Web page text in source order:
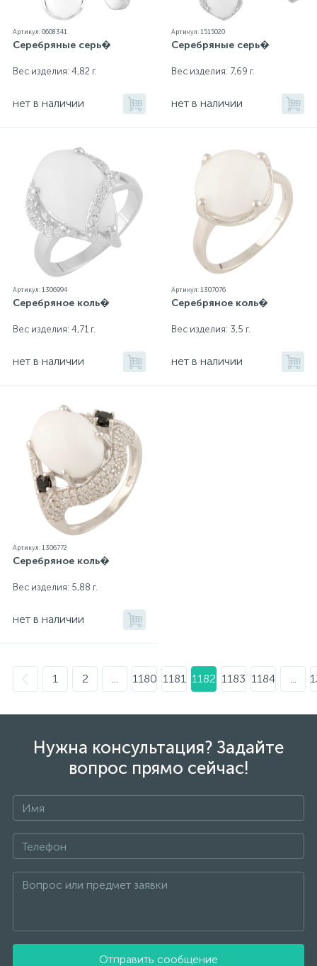
Артикул: 0608341
Серебряные серь�
Вес изделия: 4,82 г.
нет в наличии
Артикул: 1515020
Серебряные серь�
Вес изделия: 7,69 г.
нет в наличии
Артикул: 1306994
Серебряное коль�
Вес изделия: 4,71 г.
нет в наличии
Артикул: 1307076
Серебряное коль�
Вес изделия: 3,5 г.
нет в наличии
Артикул: 1306772
Серебряное коль�
Вес изделия: 5,88 г.
нет в наличии
1 2 ... 1180 1181 1182 1183 1184 ...
Нужна консультация? Задайте
вопрос прямо сейчас!
Отправить сообщение